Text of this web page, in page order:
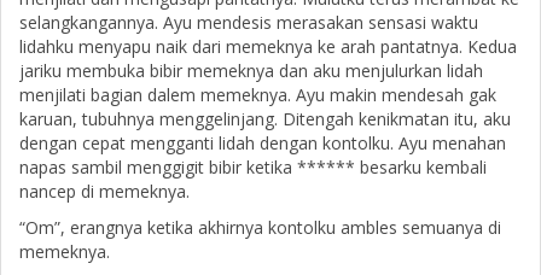
selangkangannya. Ayu mendesis merasakan sensasi waktu
lidahku menyapu naik dari memeknya ke arah pantatnya. Kedua
jariku membuka bibir memeknya dan aku menjulurkan lidah
menjilati bagian dalem memeknya. Ayu makin mendesah gak
karuan, tubuhnya menggelinjang. Ditengah kenikmatan itu, aku
dengan cepat mengganti lidah dengan kontolku. Ayu menahan
napas sambil menggigit bibir ketika ****** besarku kembali
nancep di memeknya.
“Om”, erangnya ketika akhirnya kontolku ambles semuanya di
memeknya.